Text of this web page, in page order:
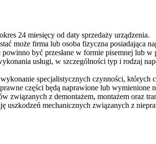
24 miesięcy od daty sprzedaży urządzenia.
może firma lub osoba fizyczna posiadająca
być przesłane w formie pisemnej lub
usługi, w szczególności typ i rodzaj
specjalistycznych czynności,
części będą naprawione lub wymienione
związanych z demontażem, montażem oraz
uszkodzeń mechanicznych związanych z